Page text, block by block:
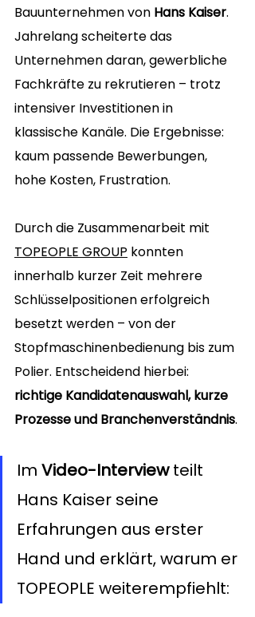
Bauunternehmen von Hans Kaiser.
Jahrelang scheiterte das
Unternehmen daran, gewerbliche
Fachkräfte zu rekrutieren – trotz
intensiver Investitionen in
klassische Kanäle. Die Ergebnisse:
kaum passende Bewerbungen,
hohe Kosten, Frustration.
Durch die Zusammenarbeit mit
TOPEOPLE GROUP konnten
innerhalb kurzer Zeit mehrere
Schlüsselpositionen erfolgreich
besetzt werden – von der
Stopfmaschinenbedienung bis zum
Polier. Entscheidend hierbei:
richtige Kandidatenauswahl, kurze
Prozesse und Branchenverständnis.
Im Video-Interview teilt
Hans Kaiser seine
Erfahrungen aus erster
Hand und erklärt, warum er
TOPEOPLE weiterempfiehlt: